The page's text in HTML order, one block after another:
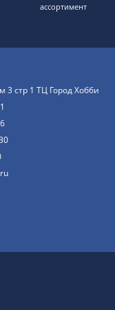
ассортимент
3 стр 1 ТЦ Город Хобби